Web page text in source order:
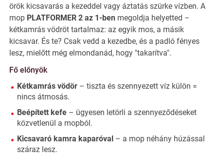
örök kicsavarás a kezeddel vagy áztatás szürke vízben. A
mop PLATFORMER 2 az 1-ben megoldja helyetted –
kétkamrás vödröt tartalmaz: az egyik mos, a másik
kicsavar. És te? Csak vedd a kezedbe, és a padló fényes
lesz, mielőtt még elmondanád, hogy "takarítva".
Fő előnyök
Kétkamrás vödör – tiszta és szennyezett víz külön =
nincs átmosás.
Beépített kefe – ügyesen letörli a szennyeződéseket
közvetlenül a mopból.
Kicsavaró kamra kaparóval – a mop néhány húzással
száraz lesz.